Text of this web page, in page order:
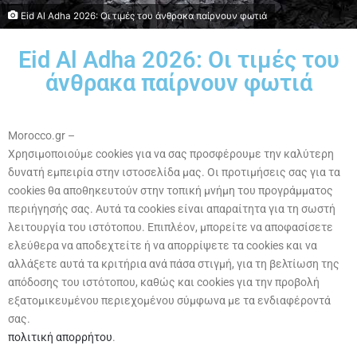
Eid Al Adha 2026: Οι τιμές του άνθρακα παίρνουν φωτιά
Eid Al Adha 2026: Οι τιμές του
άνθρακα παίρνουν φωτιά
Morocco.gr –
Χρησιμοποιούμε cookies για να σας προσφέρουμε την καλύτερη
δυνατή εμπειρία στην ιστοσελίδα μας. Οι προτιμήσεις σας για τα
cookies θα αποθηκευτούν στην τοπική μνήμη του προγράμματος
περιήγησής σας. Αυτά τα cookies είναι απαραίτητα για τη σωστή
λειτουργία του ιστότοπου. Επιπλέον, μπορείτε να αποφασίσετε
ελεύθερα να αποδεχτείτε ή να απορρίψετε τα cookies και να
αλλάξετε αυτά τα κριτήρια ανά πάσα στιγμή, για τη βελτίωση της
απόδοσης του ιστότοπου, καθώς και cookies για την προβολή
εξατομικευμένου περιεχομένου σύμφωνα με τα ενδιαφέροντά
σας.
πολιτική απορρήτου.